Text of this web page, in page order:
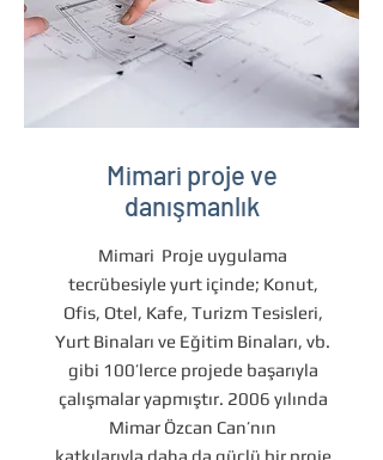
Mimari proje ve
danışmanlık
Mimari Proje uygulama
tecrübesiyle yurt içinde; Konut,
Ofis, Otel, Kafe, Turizm Tesisleri,
Yurt Binaları ve Eğitim Binaları, vb.
gibi 100’lerce projede başarıyla
çalışmalar yapmıştır. 2006 yılında
Mimar Özcan Can’nın
katkılarıyla daha da güçlü bir proje